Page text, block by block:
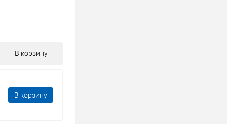
В корзину
В корзину